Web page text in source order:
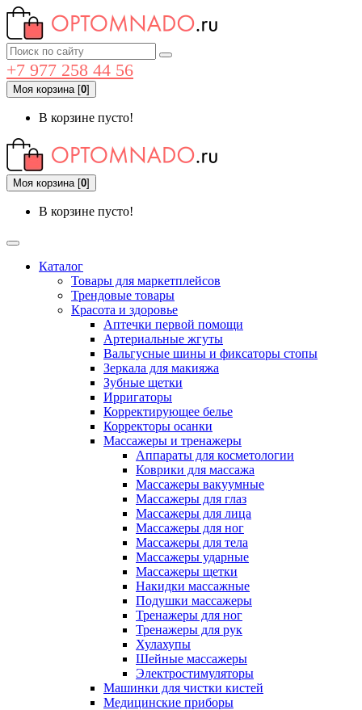
+7 977 258 44 56
Моя корзина[0]
В корзине пусто!
Моя корзина[0]
В корзине пусто!
Каталог
Товары для маркетплейсов
Трендовые товары
Красота и здоровье
Аптечки первой помощи
Артериальные жгуты
Вальгусные шины и фиксаторы стопы
Зеркала для макияжа
Зубные щетки
Ирригаторы
Корректирующее белье
Корректоры осанки
Массажеры и тренажеры
Аппараты для косметологии
Коврики для массажа
Массажеры вакуумные
Массажеры для глаз
Массажеры для лица
Массажеры для ног
Массажеры для тела
Массажеры ударные
Массажеры щетки
Накидки массажные
Подушки массажеры
Тренажеры для ног
Тренажеры для рук
Хулахупы
Шейные массажеры
Электростимуляторы
Машинки для чистки кистей
Медицинские приборы